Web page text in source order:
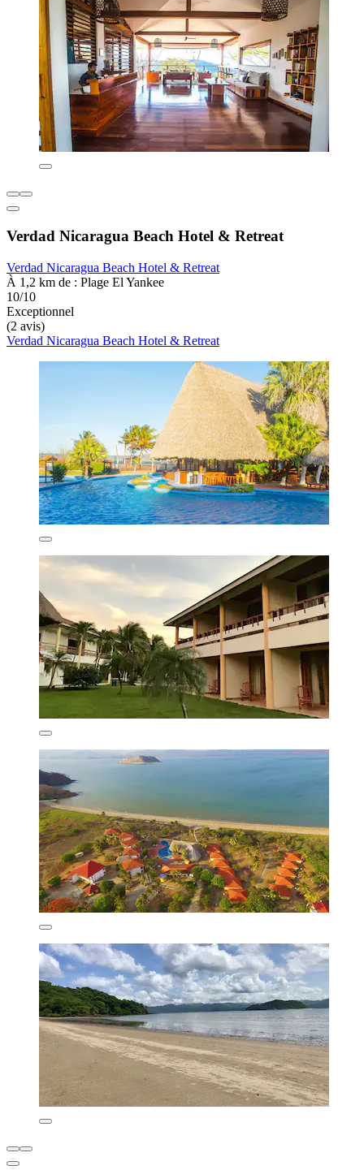
Verdad Nicaragua Beach Hotel & Retreat
Verdad Nicaragua Beach Hotel & Retreat
À 1,2 km de : Plage El Yankee
10/10
Exceptionnel
(2 avis)
Verdad Nicaragua Beach Hotel & Retreat